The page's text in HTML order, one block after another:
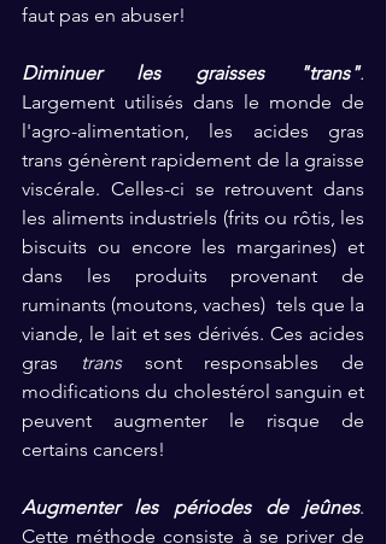
faut pas en abuser!
Diminuer les graisses "trans"
Largement utilisés dans le monde de
l'agro-alimentation, les acides gras
trans génèrent rapidement de la graisse
viscérale. Celles-ci se retrouvent dans
les aliments industriels (frits ou rôtis, les
biscuits ou encore les margarines) et
dans les produits provenant de
ruminants (moutons, vaches)  tels que la
viande, le lait et ses dérivés. Ces acides
gras
trans sont responsables de
modifications du cholestérol sanguin et
peuvent augmenter le risque de
certains cancers!
Augmenter les périodes de jeûnes.
Cette méthode consiste à se priver de